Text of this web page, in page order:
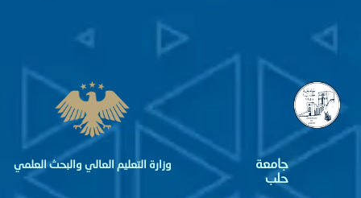
جامعة
وزارة التعليم العالي والبحث العلمي